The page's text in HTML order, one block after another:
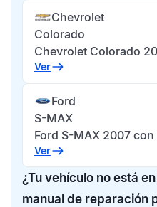
Chevrolet
Colorado
Chevrolet Colorado
Ver
Ford
S-MAX
Ford S-MAX 2007 con
Ver
¿Tu vehículo no está
manual de reparación